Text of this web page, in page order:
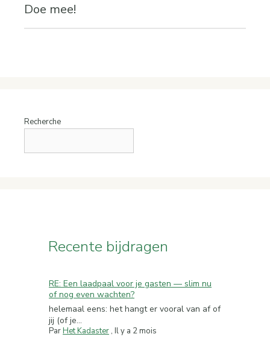
Doe mee!
Recherche
Recente bijdragen
RE: Een laadpaal voor je gasten — slim nu
of nog even wachten?
helemaal eens: het hangt er vooral van af of
jij (of je...
ParHet Kadaster , Il y a 2 mois